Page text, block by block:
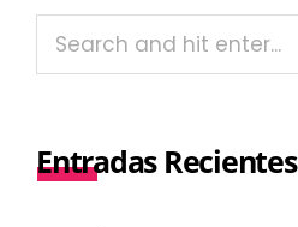
Entradas Recientes